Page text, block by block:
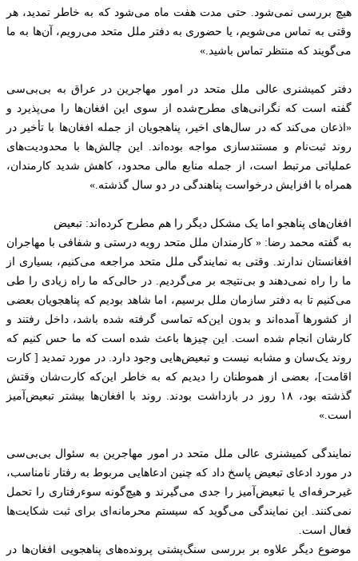
هیچ بررسی نمی‌شود. حتی مدت هفت ماه می‌شود که به خاطر تمدید، هر
وقتی به تماس می‌شویم، یا حضوری به دفتر ملل متحد می‌رویم، آن‌ها به ما
می‌گویند که منتظر تماس باشید.»
دفتر کمیشنری عالی ملل متحد در امور مهاجرین در عراق به بی‌بی‌سی
گفته است که نگرانی‌های مطرح‌شده از سوی این افغان‌ها را می‌پذیرد و
«اذعان می‌کند که در سال‌های اخیر، پناهجویان از جمله افغان‌ها با تأخیر در
روند ثبت‌نام و مستندسازی مواجه بوده‌اند. این چالش‌ها با محدودیت‌های
عملیاتی مرتبط است، از جمله منابع مالی محدود، کاهش شدید کارمندان،
همراه با افزایش درخواست پناهندگی در دو سال گذشته.»
افغان‌های پناهجو اما یک مشکل دیگر را هم مطرح کرده‌اند: تبعیض
به گفته محمد رضا: « کارمندان ملل متحد رویه درستی و شفافی با مهاجران
افغانستان ندارند. وقتی به نمایندگی ملل متحد مراجعه می‌کنیم، بسیاری از
ما را راه نمی‌دهند و بی‌نتیجه بر می‌گردیم. در حالی‌که ما راه زیادی را طی
می‌کنیم تا به دفتر سازمان ملل برسیم، اما شاهد بودیم که پناهجویان بعضی
از کشورها آمده‌اند و بدون این‌که تماسی گرفته شده باشد، داخل رفتند و
کارشان انجام شده است. این چیزها باعث شده است که ما حس کنیم که
روند یک‌سان و مشابه نیست و تبعیض‌هایی وجود دارد. در مورد تمدید [ کارت
اقامت]، بعضی از هموطنان را دیدیم که به خاطر این‌که کارت‌شان وقتش
گذشته بود، ۱۸ روز در بازداشت بودند. روند با افغان‌ها بیشتر تبعیض‌آمیز
است.»
نمایندگی کمیشنری عالی ملل متحد در امور مهاجرین به سئوال بی‌بی‌سی
در مورد ادعای تبعیض پاسخ داد که چنین ادعاهایی مربوط به رفتار نامناسب،
غیرحرفه‌ای یا تبعیض‌آمیز را جدی می‌گیرند و هیچ‌گونه سوءرفتاری را تحمل
نمی‌کنند. این نمایندگی می‌گوید که سیستم محرمانه‌ای برای ثبت شکایت‌ها
فعال است.
موضوع دیگر علاوه بر بررسی سنگ‌پشتی پرونده‌های پناهجویی افغان‌ها در